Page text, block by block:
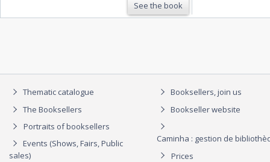
See the book
Thematic catalogue
The Booksellers
Portraits of booksellers
Events (Shows, Fairs, Public
sales)
Booksellers, join us
Bookseller website
Caminha : gestion de
Prices